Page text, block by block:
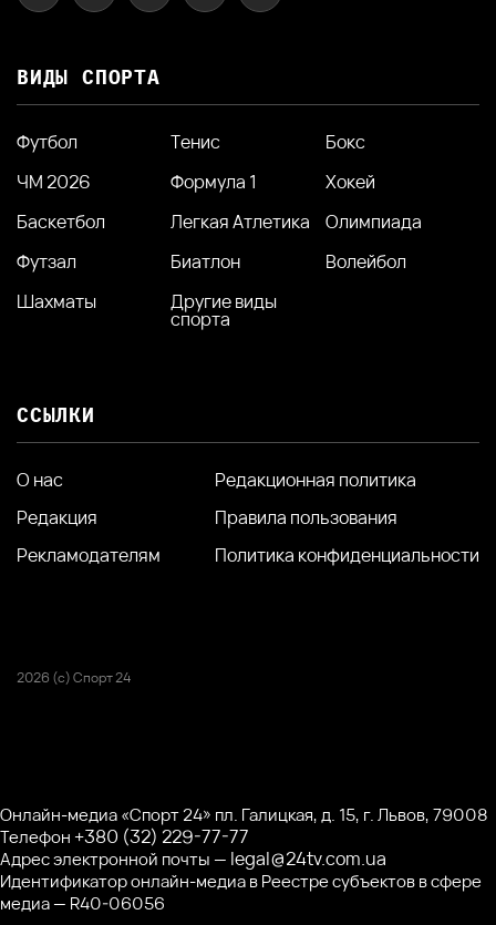
ВИДЫ СПОРТА
Футбол Тенис
Бокс
ЧМ 2026
Формула 1
Хокей
Баскетбол
Легкая Атлетика
Олимпиада
Футзал
Биатлон
Волейбол
Шахматы
Другие виды
спорта
ССЫЛКИ
О нас
Редакция
Рекламодателям
Редакционная политика
Правила пользования
Политика конфиденциальности
2026 (с) Спорт 24
Онлайн-медиа «Спорт 24» пл. Галицкая, д. 15, г. Львов, 79008
Телефон +380 (32) 229-77-77
Адрес электронной почты — legal@24tv.com.ua
Идентификатор онлайн-медиа в Реестре субъектов в сфере
медиа — R40-06056